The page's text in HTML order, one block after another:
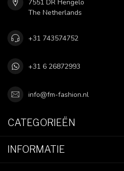
7551 DR Hengelo
The Netherlands
+31 743574752
+31 6 26872993
info@fm-fashion.nl
CATEGORIEËN
INFORMATIE